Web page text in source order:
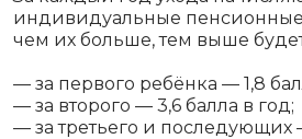
индивидуальные
чем их больше, тем выше
— за первого ребёнка — 1,8
— за второго — 3,6 балла в год;
— за третьего и последующих